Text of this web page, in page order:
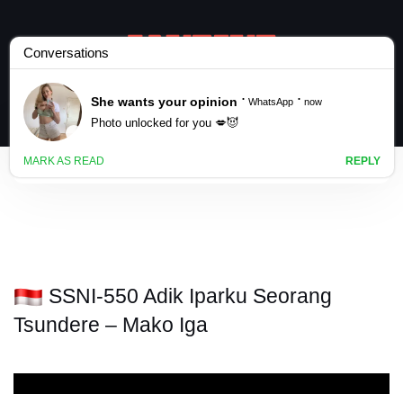
SSNI-550 Adik Iparku Seorang
Tsundere – Mako Iga